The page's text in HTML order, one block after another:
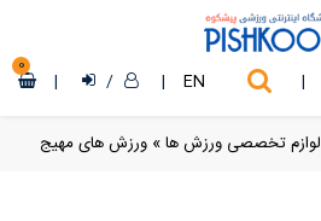
|
EN
|
/
|
0
لوازم تخصصی ورزش ها» ورزش های مهیج